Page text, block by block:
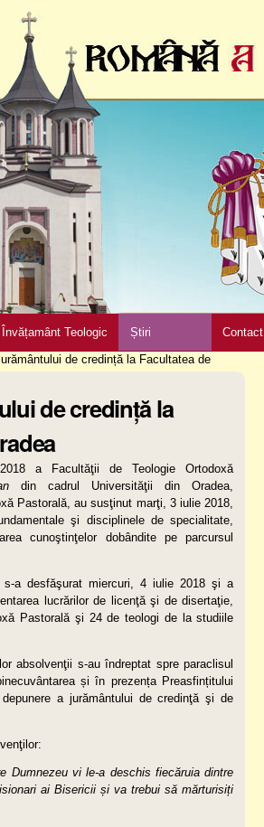
Învățamânt Teologic Știri Contact
de credință la Facultatea de
de credință la
a Facultăţii de Teologie Ortodoxă
din cadrul Universităţii din Oradea,
Pastorală, au susţinut marţi, 3 iulie 2018,
şi disciplinele de specialitate,
cunoştinţelor dobândite pe parcursul
s-a desfăşurat miercuri, 4 iulie 2018 şi a
lucrărilor de licenţă şi de disertaţie,
Pastorală şi 24 de teologi de la studiile
absolvenţii s-au îndreptat spre paraclisul
și în prezența Preasfințitului
a jurământului de credinţă şi de
Dumnezeu vi le-a deschis fiecăruia dintre
ai Bisericii și va trebui să mărturisiți